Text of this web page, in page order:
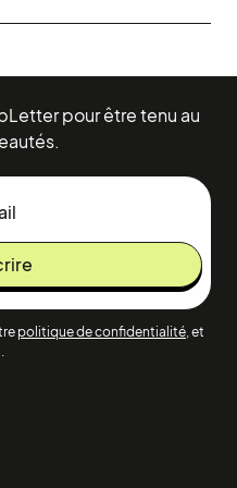
pour être tenu au
politique de confidentialité, et